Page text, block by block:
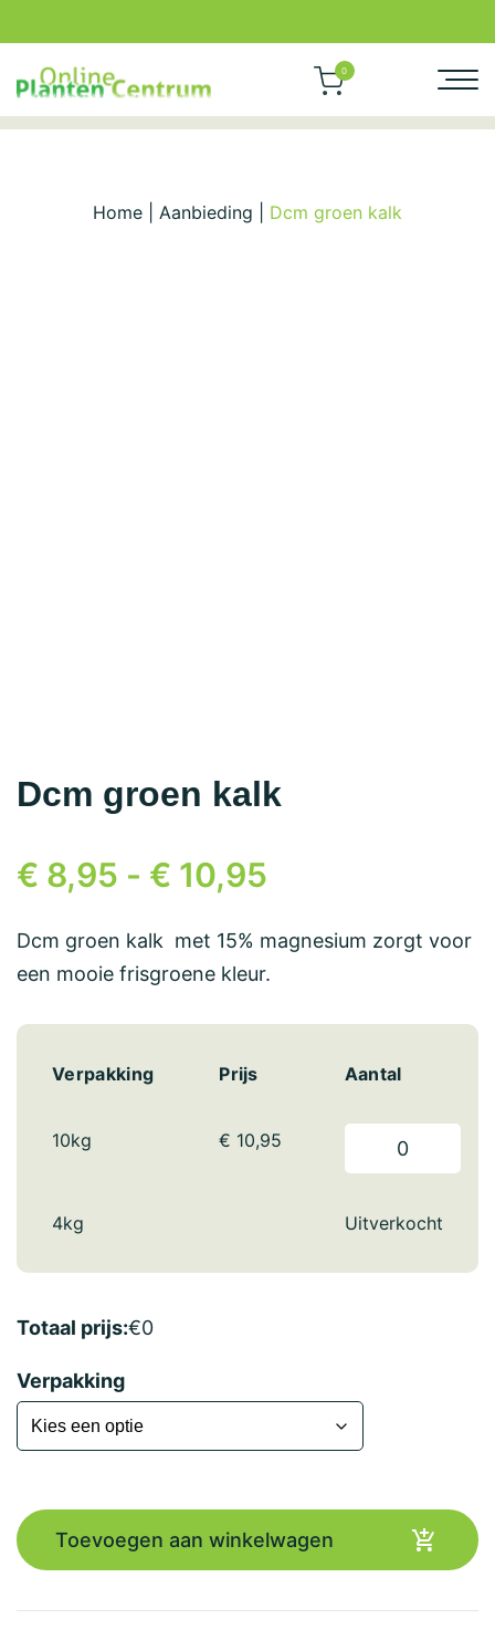
0
Home Aanbieding Dcm groen kalk
Dcm groen kalk
€ 8,95 - € 10,95
Dcm groen kalk met 15% magnesium zorgt voor
een mooie frisgroene kleur.
Verpakking Prijs Aantal
10kg € 10,95
4kg Uitverkocht
Totaal prijs:€0
Verpakking
Toevoegen aan winkelwagen